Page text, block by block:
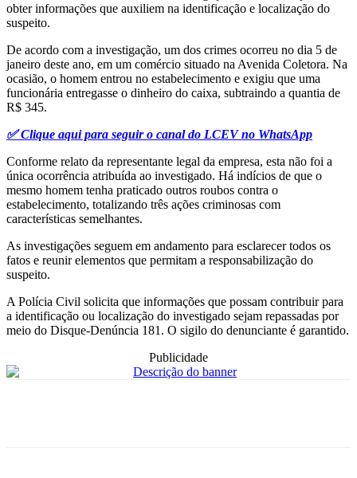
obter informações que auxiliem na identificação e localização do
suspeito.
De acordo com a investigação, um dos crimes ocorreu no dia 5 de
janeiro deste ano, em um comércio situado na Avenida Coletora. Na
ocasião, o homem entrou no estabelecimento e exigiu que uma
funcionária entregasse o dinheiro do caixa, subtraindo a quantia de
R$ 345.
✅ Clique aqui para seguir o canal do LCEV no WhatsApp
Conforme relato da representante legal da empresa, esta não foi a
única ocorrência atribuída ao investigado. Há indícios de que o
mesmo homem tenha praticado outros roubos contra o
estabelecimento, totalizando três ações criminosas com
características semelhantes.
As investigações seguem em andamento para esclarecer todos os
fatos e reunir elementos que permitam a responsabilização do
suspeito.
A Polícia Civil solicita que informações que possam contribuir para
a identificação ou localização do investigado sejam repassadas por
meio do Disque-Denúncia 181. O sigilo do denunciante é garantido.
Publicidade